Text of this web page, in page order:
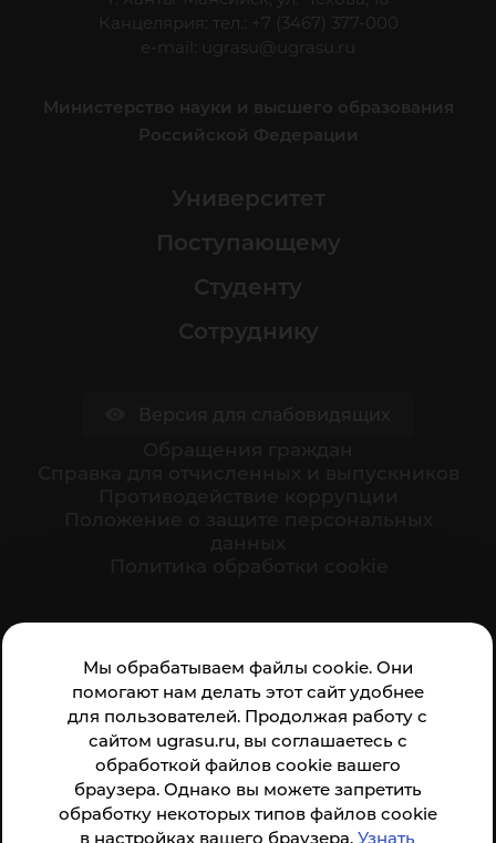
Мы обрабатываем файлы cookie. Они
помогают нам делать этот сайт удобнее
для пользователей. Продолжая работу с
сайтом ugrasu.ru, вы соглашаетесь с
обработкой файлов cookie вашего
браузера. Однако вы можете запретить
обработку некоторых типов файлов cookie
в настройках вашего браузера.Узнать
Канцелярия: тел.: +7 (3467) 377-000
e-mail:
ugrasu@ugrasu.ru
Министерство науки и высшего образования
Российской Федерации
Университет
Поступающему
Студенту
Сотруднику
организации:
Анкета доступна по QR-коду, а так же по прямой